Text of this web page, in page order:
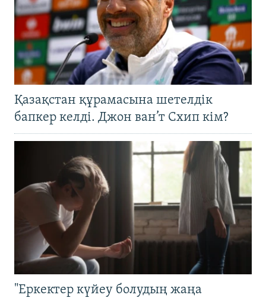
Қазақстан құрамасына шетелдік
бапкер келді. Джон ван’т Схип кім?
"Еркектер күйеу болудың жаңа